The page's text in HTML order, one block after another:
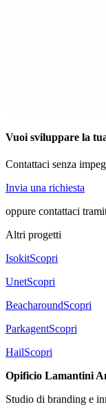
Vuoi sviluppare la
Contattaci senza
Invia una richiesta
oppure contattaci
Altri progetti
IsokitScopri
UnetScopri
BeacharoundScopri
ParkagentScopri
HailScopri
Opificio Lamantini
Studio di branding e